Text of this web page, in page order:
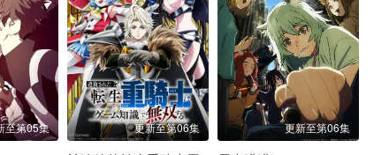
至第05集 更新至第06集 更新至第06集